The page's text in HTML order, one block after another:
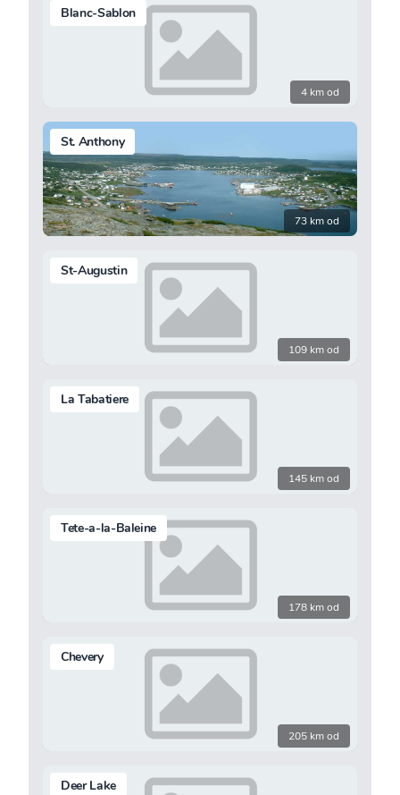
Blanc-Sablon
4 km od
St. Anthony
73 km od
St-Augustin
109 km od
La Tabatiere
145 km od
Tete-a-la-Baleine
178 km od
Chevery
205 km od
Deer Lake